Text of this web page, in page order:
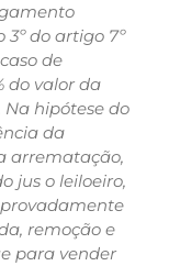
do artigo 7º
de
do valor da
hipótese do
da
arrematação,
jus o leiloeiro,
remoção e
para vender